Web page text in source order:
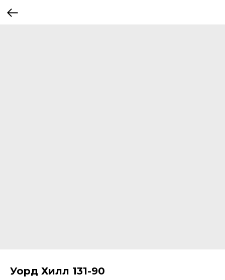
Уорд Хилл 131-90